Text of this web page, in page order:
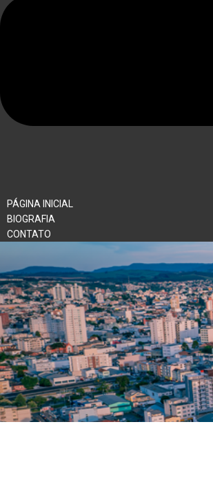
PÁGINA INICIAL
BIOGRAFIA
CONTATO